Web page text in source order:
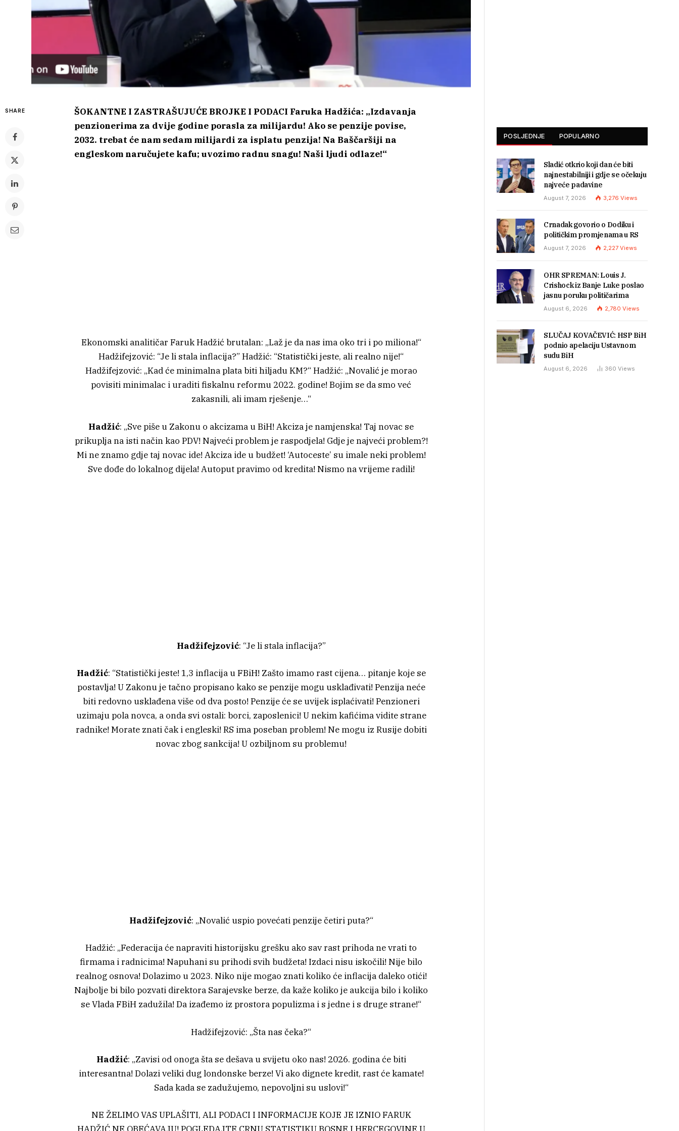
SHARE
ŠOKANTNE I ZASTRAŠUJUĆE BROJKE I PODACI Faruka Hadžića: „Izdavanja
penzionerima za dvije godine porasla za milijardu! Ako se penzije povise,
2032. trebat će nam sedam milijardi za isplatu penzija! Na Baščaršiji na
engleskom naručujete kafu; uvozimo radnu snagu! Naši ljudi odlaze!“
Ekonomski analitičar Faruk Hadžić brutalan: „Laž je da nas ima oko tri i po miliona!“
Hadžifejzović: “Je li stala inflacija?” Hadžić: “Statistički jeste, ali realno nije!“
Hadžifejzović: „Kad će minimalna plata biti hiljadu KM?“ Hadžić: „Novalić je morao
povisiti minimalac i uraditi fiskalnu reformu 2022. godine! Bojim se da smo već
zakasnili, ali imam rješenje…“
Hadžić: „Sve piše u Zakonu o akcizama u BiH! Akciza je namjenska! Taj novac se
prikuplja na isti način kao PDV! Najveći problem je raspodjela! Gdje je najveći problem?!
Mi ne znamo gdje taj novac ide! Akciza ide u budžet! ‘Autoceste’ su imale neki problem!
Sve dođe do lokalnog dijela! Autoput pravimo od kredita! Nismo na vrijeme radili!
Hadžifejzović: “Je li stala inflacija?”
Hadžić: “Statistički jeste! 1,3 inflacija u FBiH! Zašto imamo rast cijena… pitanje koje se
postavlja! U Zakonu je tačno propisano kako se penzije mogu usklađivati! Penzija neće
biti redovno usklađena više od dva posto! Penzije će se uvijek isplaćivati! Penzioneri
uzimaju pola novca, a onda svi ostali: borci, zaposlenici! U nekim kafićima vidite strane
radnike! Morate znati čak i engleski! RS ima poseban problem! Ne mogu iz Rusije dobiti
novac zbog sankcija! U ozbiljnom su problemu!
Hadžifejzović: „Novalić uspio povećati penzije četiri puta?“
Hadžić: „Federacija će napraviti historijsku grešku ako sav rast prihoda ne vrati to
firmama i radnicima! Napuhani su prihodi svih budžeta! Izdaci nisu iskočili! Nije bilo
realnog osnova! Dolazimo u 2023. Niko nije mogao znati koliko će inflacija daleko otići!
Najbolje bi bilo pozvati direktora Sarajevske berze, da kaže koliko je aukcija bilo i koliko
se Vlada FBiH zadužila! Da izađemo iz prostora populizma i s jedne i s druge strane!“
Hadžifejzović: „Šta nas čeka?“
Hadžić: „Zavisi od onoga šta se dešava u svijetu oko nas! 2026. godina će biti
interesantna! Dolazi veliki dug londonske berze! Vi ako dignete kredit, rast će kamate!
Sada kada se zadužujemo, nepovoljni su uslovi!“
NE ŽELIMO VAS UPLAŠITI, ALI PODACI I INFORMACIJE KOJE JE IZNIO FARUK
POSLJEDNJE POPULARNO
Sladić otkrio koji dan će biti
najnestabilniji i gdje se očekuju
najveće padavine
August 7, 2026 3,276 Views
Crnadak govorio o Dodiku i
političkim promjenama u RS
August 7, 2026 2,227 Views
OHR SPREMAN: Louis J.
Crishock iz Banje Luke poslao
jasnu poruku političarima
August 6, 2026 2,780 Views
SLUČAJ KOVAČEVIĆ: HSP BiH
podnio apelaciju Ustavnom
sudu BiH
August 6, 2026 360 Views